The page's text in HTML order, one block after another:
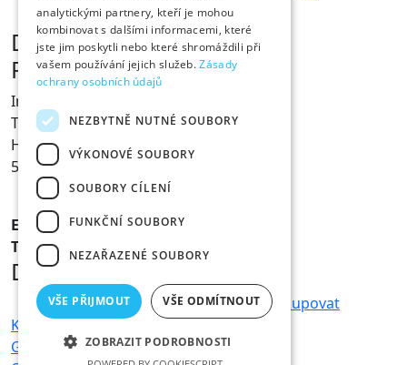
Dárky s vtipem
Prodejna Fóry a žerty
Ing. Václav Pícha
Tylovo nábřeží 367
Hradec Králové
500 02
E-mail: info@foryazerty.cz
Tel.:495 514 054
Důležité informace
Obchodní podmínkyReklamaceJak nakupovat
Kamenná prodejna
Doprava a platba
GDPR – ochrana osobních údajů
analytickými partnery, kteří je mohou
kombinovat s dalšími informacemi, které
jste jim poskytli nebo které shromáždili při
vašem používání jejich služeb.Zásady
ochrany osobních údajů
NEZBYTNĚ NUTNÉ SOUBORY
VÝKONOVÉ SOUBORY
SOUBORY CÍLENÍ
FUNKČNÍ SOUBORY
NEZAŘAZENÉ SOUBORY
VŠE PŘIJMOUT VŠE ODMÍTNOUT
ZOBRAZIT PODROBNOSTI